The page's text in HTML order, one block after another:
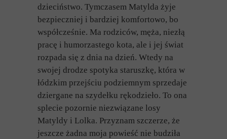
dzieciństwo. Tymczasem Matylda żyje
bezpieczniej i bardziej komfortowo, bo
współcześnie. Ma rodziców, męża, niezłą
pracę i humorzastego kota, ale i jej świat
rozpada się z dnia na dzień. Wtedy na
swojej drodze spotyka staruszkę, która w
łódzkim przejściu podziemnym sprzedaje
dziergane na szydełku rękodzieło. To ona
splecie pozornie niezwiązane losy
Matyldy i Lolka. Przyznam szczerze, że
jeszcze żadna moja powieść nie budziła